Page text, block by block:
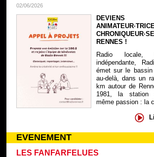
02/06/2026
DEVIENS
RENNES !
Radio
indépendante,
émet sur le
au-delà, dans un
km autour de
1981, la station
même passion : la
EVENEMENT
LES FANFARFELUES